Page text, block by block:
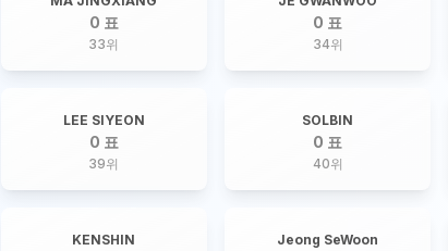
0 표
33위
0 표
34위
LEE SIYEON
0 표
39위
SOLBIN
0 표
40위
KENSHIN Jeong SeWoon